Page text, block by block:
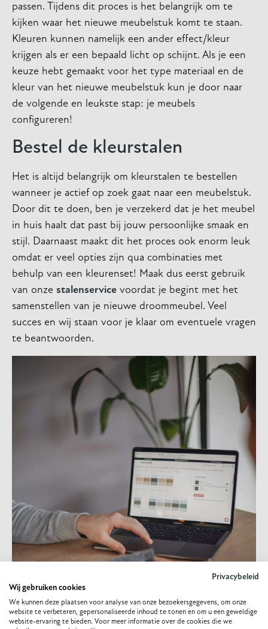
passen. Tijdens dit proces is het belangrijk om te
kijken waar het nieuwe meubelstuk komt te staan.
Kleuren kunnen namelijk een ander effect/kleur
krijgen als er een bepaald licht op schijnt. Als je een
keuze hebt gemaakt voor het type materiaal en de
kleur van het nieuwe meubelstuk kun je door naar
de volgende en leukste stap: je meubels
configureren!
Bestel de kleurstalen
Het is altijd belangrijk om kleurstalen te bestellen
wanneer je actief op zoek gaat naar een meubelstuk.
Door dit te doen, ben je verzekerd dat je het meubel
in huis haalt dat past bij jouw persoonlijke smaak en
stijl. Daarnaast maakt dit het proces ook enorm leuk
omdat er veel opties zijn qua combinaties met
behulp van een kleurenset! Maak dus eerst gebruik
van onze stalenservice voordat je begint met het
samenstellen van je nieuwe droommeubel. Veel
succes en wij staan voor je klaar om eventuele vragen
te beantwoorden.
Privacybeleid
Wij gebruiken cookies
We kunnen deze plaatsen voor analyse van onze bezoekersgegevens, om onze
website te verbeteren, gepersonaliseerde inhoud te tonen en om u een geweldige
website-ervaring te bieden. Voor meer informatie over de cookies die we